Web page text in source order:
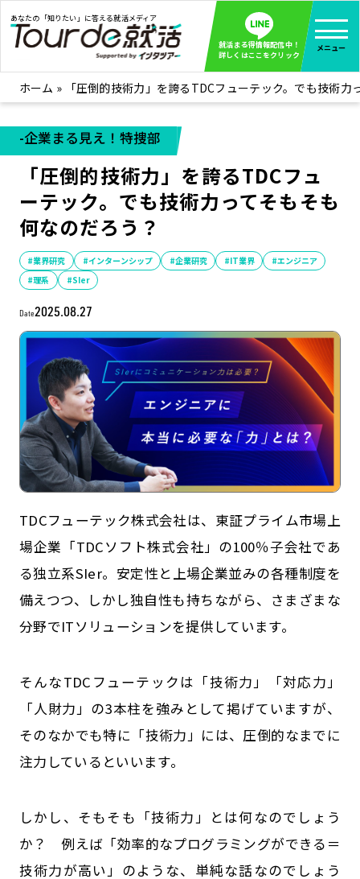
あなたの「知りたい」に答える就活メディア
就活まる得情報配信中！
詳しくはここをクリック
メニュー
就活ノウハウ 全て見る
企業まる見え！特捜部
みんなが知らない企業の裏側を徹底調査！
インタツアー活動レポ 全て見る
インタツアーを使ってどうだった？OBOG成功談
社会人インタビュー
社会人になった今、就活を振り返ってみた
学生就活ブログ
学生ライターが教える、今就活でやるべきこと
企業・業界研究はインタツアー
記事一覧
インタツアー活用法
サイトマップ
運営会社
お問い合わせ
公式SNSはこちら
ホーム » 「圧倒的技術力」を誇るTDCフューテック。でも技術力
-企業まる見え！特捜部
「圧倒的技術力」を誇るTDCフュ
ーテック。でも技術力ってそもそも
何なのだろう？
#業界研究 #インターンシップ #企業研究 #IT業界
#エンジニア
#理系
#SIer
Date2025.08.27
TDCフューテック株式会社は、東証プライム市場上
場企業「TDCソフト株式会社」の100％子会社であ
る独立系SIer。安定性と上場企業並みの各種制度を
備えつつ、しかし独自性も持ちながら、さまざまな
分野でITソリューションを提供しています。
そんなTDCフューテックは「技術力」「対応力」
「人財力」の3本柱を強みとして掲げていますが、
そのなかでも特に「技術力」には、圧倒的なまでに
注力しているといいます。
しかし、そもそも「技術力」とは何なのでしょう
か？ 例えば「効率的なプログラミングができる＝
技術力が高い」のような、単純な話なのでしょう